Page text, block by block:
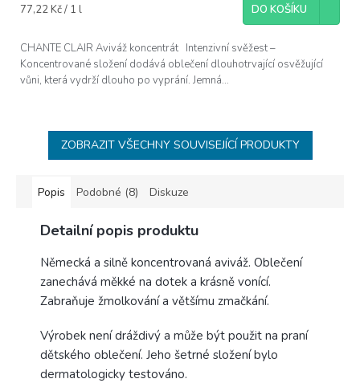
Měrná
77,22 Kč / 1 l DO KOŠÍKU
CHANTE CLAIR Aviváž koncentrát Intenzivní svěžest –
Koncentrované složení dodává oblečení dlouhotrvající osvěžující
vůni, která vydrží dlouho po vyprání. Jemná...
ZOBRAZIT VŠECHNY SOUVISEJÍCÍ PRODUKTY
Popis Podobné (8) Diskuze
Detailní popis produktu
Německá a silně koncentrovaná aviváž. Oblečení
zanechává měkké na dotek a krásně vonící.
Zabraňuje žmolkování a většímu zmačkání.
Výrobek není dráždivý a může být použit na praní
dětského oblečení. Jeho šetrné složení bylo
dermatologicky testováno.